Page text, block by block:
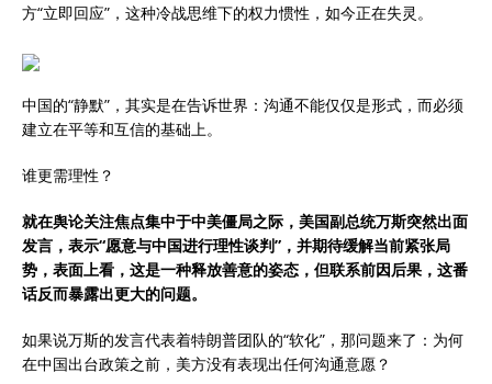
方“立即回应”，这种冷战思维下的权力惯性，如今正在失灵。
中国的“静默”，其实是在告诉世界：沟通不能仅仅是形式，而必须
建立在平等和互信的基础上。
谁更需理性？
就在舆论关注焦点集中于中美僵局之际，美国副总统万斯突然出面
发言，表示“愿意与中国进行理性谈判”，并期待缓解当前紧张局
势，表面上看，这是一种释放善意的姿态，但联系前因后果，这番
话反而暴露出更大的问题。
如果说万斯的发言代表着特朗普团队的“软化”，那问题来了：为何
在中国出台政策之前，美方没有表现出任何沟通意愿？